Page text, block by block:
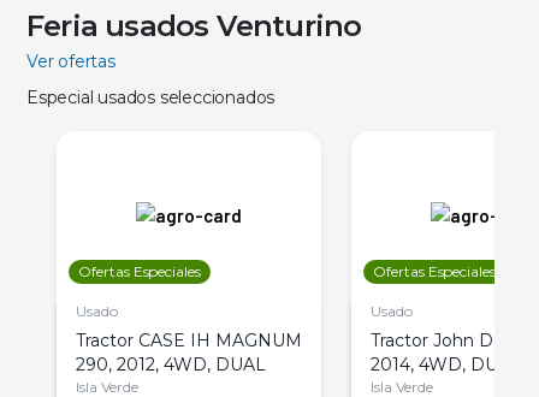
Feria usados Venturino
Ver ofertas
Especial usados seleccionados
Ofertas Especiales
Usado
Tractor CASE IH MAGNUM
290, 2012, 4WD, DUAL
Isla Verde
Ofertas Especiales
Usado
Tractor John Deere
2014, 4WD, DUAL
Isla Verde